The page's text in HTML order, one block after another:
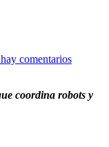
comentarios
coordina robots y